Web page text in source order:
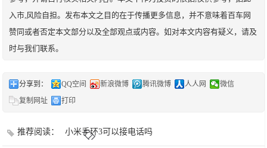
入市,风险自担。发布本文之目的在于传播更多信息，并不意味着百车网
赞同或者否定本文部分以及全部观点或内容。如对本文内容有疑义，请及
时与我们联系。
分享到： QQ空间 新浪微博 腾讯微博 人人网
微信
复制网址
打印
推荐阅读： 小米手环3可以接电话吗